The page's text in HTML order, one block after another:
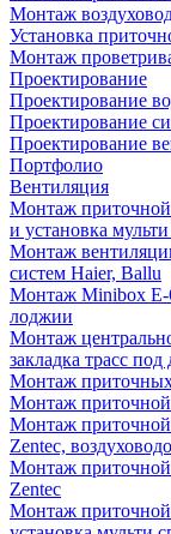
Монтаж
Установка
Монтаж
Проектирование
Проектирование
Проектирование
Проектирование
Портфолио
Вентиляция
Монтаж
и установка
Монтаж
систем Haier, Ballu
Монтаж Minibox E-
лоджии
Монтаж
закладка трасс
Монтаж
Монтаж
Монтаж
Zentec,
Монтаж
Zentec
Монтаж